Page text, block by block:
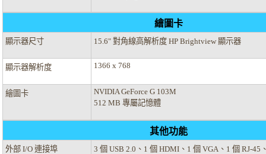
繪圖卡
顯示器尺寸 15.6" 對角線高解析度 HP Brightview 顯示器
顯示器解析度 1366 x 768
繪圖卡
NVIDIA GeForce G 103M
512 MB 專屬記憶體
其他功能
外部 I/O 連接埠
3 個 USB 2.0、1 個 HDMI、1 個 VGA、1 個 RJ-45